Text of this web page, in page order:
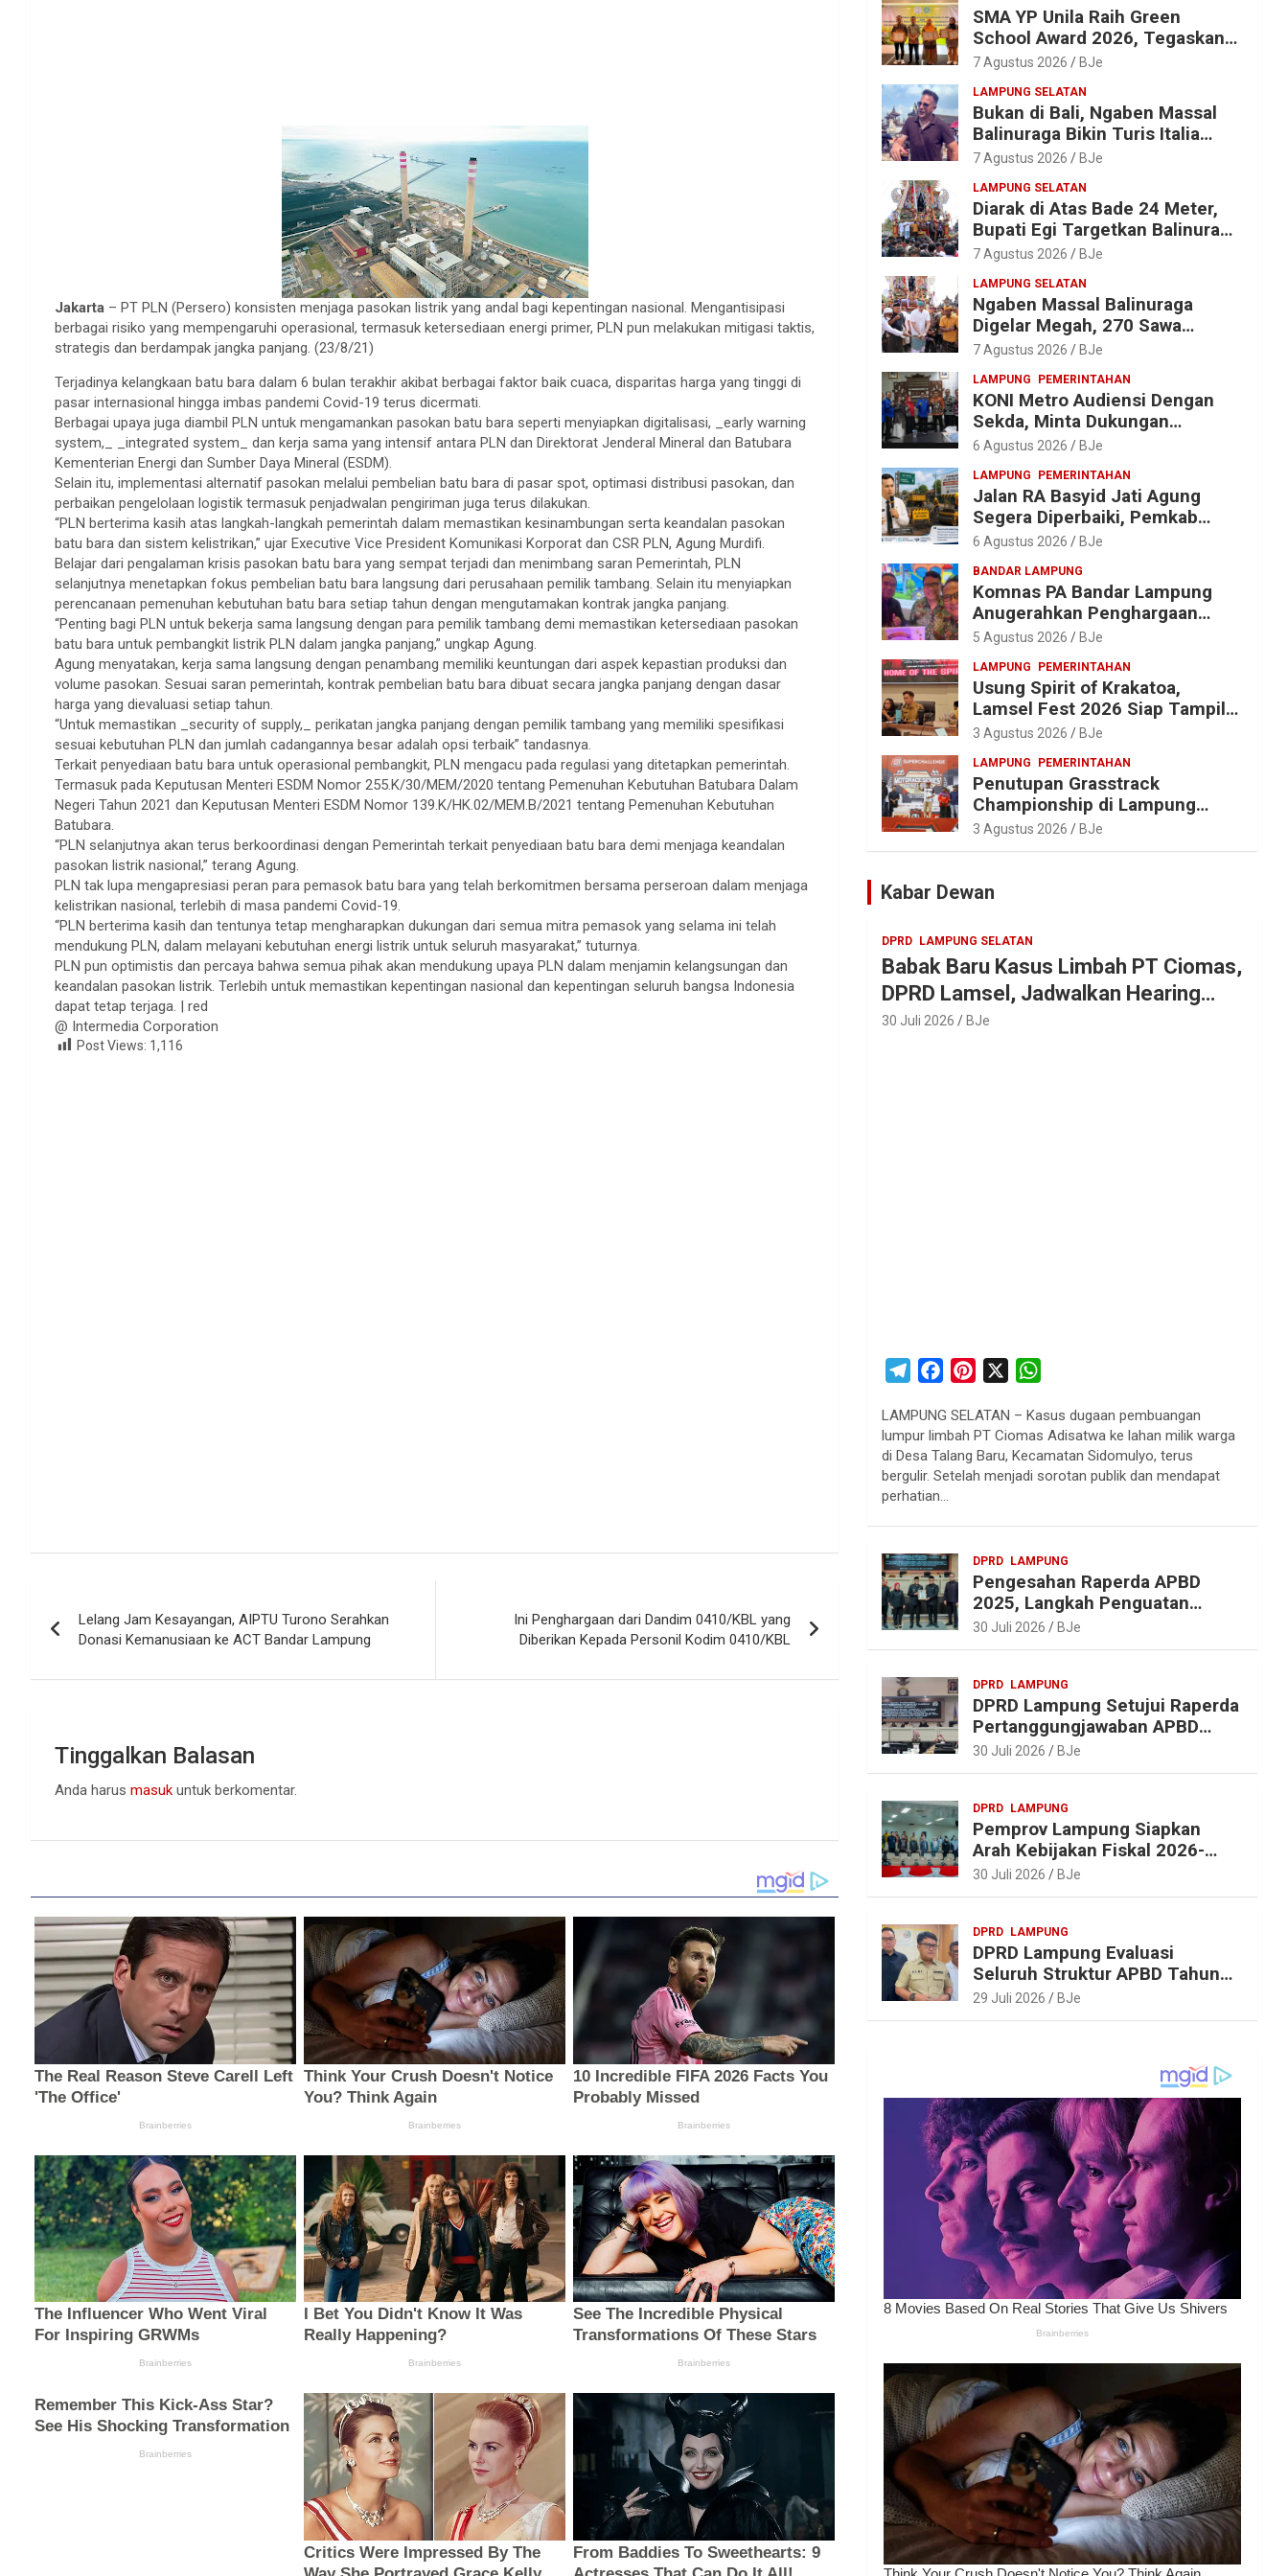
Jakarta – PT PLN (Persero) konsisten menjaga pasokan listrik yang andal bagi kepentingan nasional. Mengantisipasi
berbagai risiko yang mempengaruhi operasional, termasuk ketersediaan energi primer, PLN pun melakukan mitigasi taktis,
strategis dan berdampak jangka panjang. (23/8/21)
Terjadinya kelangkaan batu bara dalam 6 bulan terakhir akibat berbagai faktor baik cuaca, disparitas harga yang tinggi di
pasar internasional hingga imbas pandemi Covid-19 terus dicermati.
Berbagai upaya juga diambil PLN untuk mengamankan pasokan batu bara seperti menyiapkan digitalisasi, _early warning
system,_ _integrated system_ dan kerja sama yang intensif antara PLN dan Direktorat Jenderal Mineral dan Batubara
Kementerian Energi dan Sumber Daya Mineral (ESDM).
Selain itu, implementasi alternatif pasokan melalui pembelian batu bara di pasar spot, optimasi distribusi pasokan, dan
perbaikan pengelolaan logistik termasuk penjadwalan pengiriman juga terus dilakukan.
“PLN berterima kasih atas langkah-langkah pemerintah dalam memastikan kesinambungan serta keandalan pasokan
batu bara dan sistem kelistrikan,” ujar Executive Vice President Komunikasi Korporat dan CSR PLN, Agung Murdifi.
Belajar dari pengalaman krisis pasokan batu bara yang sempat terjadi dan menimbang saran Pemerintah, PLN
selanjutnya menetapkan fokus pembelian batu bara langsung dari perusahaan pemilik tambang. Selain itu menyiapkan
perencanaan pemenuhan kebutuhan batu bara setiap tahun dengan mengutamakan kontrak jangka panjang.
“Penting bagi PLN untuk bekerja sama langsung dengan para pemilik tambang demi memastikan ketersediaan pasokan
batu bara untuk pembangkit listrik PLN dalam jangka panjang,” ungkap Agung.
Agung menyatakan, kerja sama langsung dengan penambang memiliki keuntungan dari aspek kepastian produksi dan
volume pasokan. Sesuai saran pemerintah, kontrak pembelian batu bara dibuat secara jangka panjang dengan dasar
harga yang dievaluasi setiap tahun.
“Untuk memastikan _security of supply,_ perikatan jangka panjang dengan pemilik tambang yang memiliki spesifikasi
sesuai kebutuhan PLN dan jumlah cadangannya besar adalah opsi terbaik” tandasnya.
Terkait penyediaan batu bara untuk operasional pembangkit, PLN mengacu pada regulasi yang ditetapkan pemerintah.
Termasuk pada Keputusan Menteri ESDM Nomor 255.K/30/MEM/2020 tentang Pemenuhan Kebutuhan Batubara Dalam
Negeri Tahun 2021 dan Keputusan Menteri ESDM Nomor 139.K/HK.02/MEM.B/2021 tentang Pemenuhan Kebutuhan
Batubara.
“PLN selanjutnya akan terus berkoordinasi dengan Pemerintah terkait penyediaan batu bara demi menjaga keandalan
pasokan listrik nasional,” terang Agung.
PLN tak lupa mengapresiasi peran para pemasok batu bara yang telah berkomitmen bersama perseroan dalam menjaga
kelistrikan nasional, terlebih di masa pandemi Covid-19.
“PLN berterima kasih dan tentunya tetap mengharapkan dukungan dari semua mitra pemasok yang selama ini telah
mendukung PLN, dalam melayani kebutuhan energi listrik untuk seluruh masyarakat,” tuturnya.
PLN pun optimistis dan percaya bahwa semua pihak akan mendukung upaya PLN dalam menjamin kelangsungan dan
keandalan pasokan listrik. Terlebih untuk memastikan kepentingan nasional dan kepentingan seluruh bangsa Indonesia
dapat tetap terjaga. | red
@ Intermedia Corporation
Post Views: 1,116
pos
Lelang Jam Kesayangan, AIPTU Turono Serahkan
Donasi Kemanusiaan ke ACT Bandar Lampung
Ini Penghargaan dari Dandim 0410/KBL yang
Diberikan Kepada Personil Kodim 0410/KBL
Tinggalkan Balasan
Anda harus masuk untuk berkomentar.
SMA YP Unila Raih Green
School Award 2026, Tegaskan
Komitmen Wujudkan Sekolah
7 Agustus 2026 BJe
LAMPUNG SELATAN
Bukan di Bali, Ngaben Massal
Balinuraga Bikin Turis Italia
Terpukau, Puluhan Ribu Orang
7 Agustus 2026 BJe
LAMPUNG SELATAN
Diarak di Atas Bade 24 Meter,
Bupati Egi Targetkan Balinuraga
Jadi Desa Wisata Budaya 2027
7 Agustus 2026 BJe
LAMPUNG SELATAN
Ngaben Massal Balinuraga
Digelar Megah, 270 Sawa
Diantar dalam Tradisi Suci yang
7 Agustus 2026 BJe
LAMPUNG PEMERINTAHAN
KONI Metro Audiensi Dengan
Sekda, Minta Dukungan
Anggaran Jelang Porprov X
6 Agustus 2026 BJe
LAMPUNG PEMERINTAHAN
Jalan RA Basyid Jati Agung
Segera Diperbaiki, Pemkab
Lampung Selatan Alokasikan
6 Agustus 2026 BJe
BANDAR LAMPUNG
Komnas PA Bandar Lampung
Anugerahkan Penghargaan
kepada Kombes Pol. Alfret
5 Agustus 2026 BJe
LAMPUNG PEMERINTAHAN
Usung Spirit of Krakatoa,
Lamsel Fest 2026 Siap Tampil
Lebih Spektakuler dengan
Artis Ibu Kota
3 Agustus 2026 BJe
LAMPUNG PEMERINTAHAN
Penutupan Grasstrack
Championship di Lampung
Barat Meriah, Dihadiri Ribuan
Penonton; Ini Kata Bupati
3 Agustus 2026 BJe
Kabar Dewan
DPRD LAMPUNG SELATAN
Babak Baru Kasus Limbah PT Ciomas,
DPRD Lamsel, Jadwalkan Hearing
Seluruh Vendor
30 Juli 2026 BJe
l
e
g
r
c
e
b
n
e
t
a
t
s
LAMPUNG SELATAN – Kasus dugaan pembuangan
lumpur limbah PT Ciomas Adisatwa ke lahan milik warga
di Desa Talang Baru, Kecamatan Sidomulyo, terus
bergulir. Setelah menjadi sorotan publik dan mendapat
perhatian…
DPRD LAMPUNG
Pengesahan Raperda APBD
2025, Langkah Penguatan
Akuntabilitas dan
Pembangunan Lampung
30 Juli 2026 BJe
DPRD LAMPUNG
DPRD Lampung Setujui Raperda
Pertanggungjawaban APBD
2025, Beri Sejumlah
Rekomendasi Perbaikan
30 Juli 2026 BJe
DPRD LAMPUNG
Pemprov Lampung Siapkan
Arah Kebijakan Fiskal 2026-
2027 yang Realistis dan
Berkelanjutan
30 Juli 2026 BJe
DPRD LAMPUNG
DPRD Lampung Evaluasi
Seluruh Struktur APBD Tahun
2027
29 Juli 2026 BJe